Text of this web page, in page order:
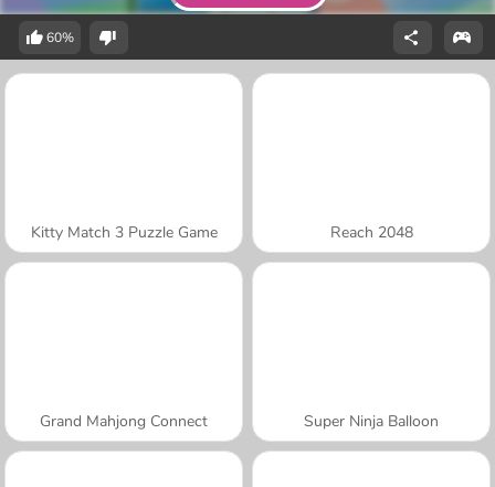
60%
Kitty Match 3 Puzzle Game Reach 2048
Grand Mahjong Connect Super Ninja Balloon